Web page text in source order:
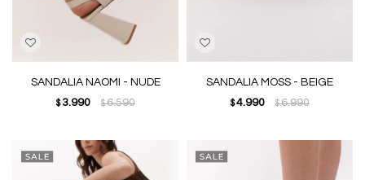
SANDALIA NAOMI - NUDE
$ 3.990 $6.590
SANDALIA MOSS - BEIGE
$ 4.990 $6.990